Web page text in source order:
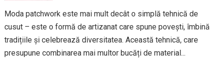
Moda patchwork este mai mult decât o simplă tehnică de
cusut – este o formă de artizanat care spune povești, îmbină
tradițiile și celebrează diversitatea. Această tehnică, care
presupune combinarea mai multor bucăți de material...